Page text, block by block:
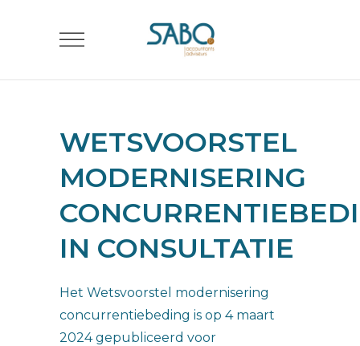
WETSVOORSTEL
MODERNISERING
IN CONSULTATIE
Het Wetsvoorstel modernisering
concurrentiebeding is op 4 maart
2024 gepubliceerd voor